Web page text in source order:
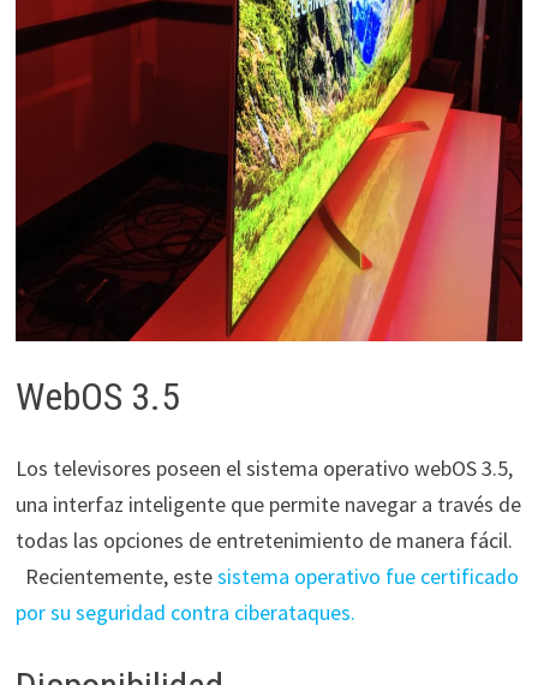
WebOS 3.5
Los televisores poseen el sistema operativo webOS 3.5,
una interfaz inteligente que permite navegar a través de
todas las opciones de entretenimiento de manera fácil.
Recientemente, estesistema operativo fue certificado
por su seguridad contra ciberataques.